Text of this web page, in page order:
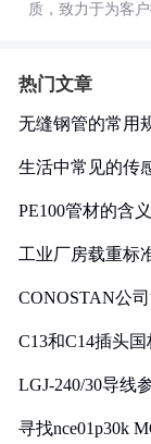
质，致力于为客
热门文章
无缝钢管的常用
生活中常见的传
PE100管材的含
工业厂房载重标
CONOSTAN公
C13和C14插头
LGJ-240/30导线
寻找nce01p30k